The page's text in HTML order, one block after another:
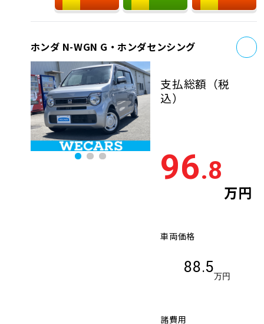
ホンダ N-WGN G・ホンダセンシング
支払総額 （税
込）
96.8
万円
車両価格
88.5
万円
諸費用